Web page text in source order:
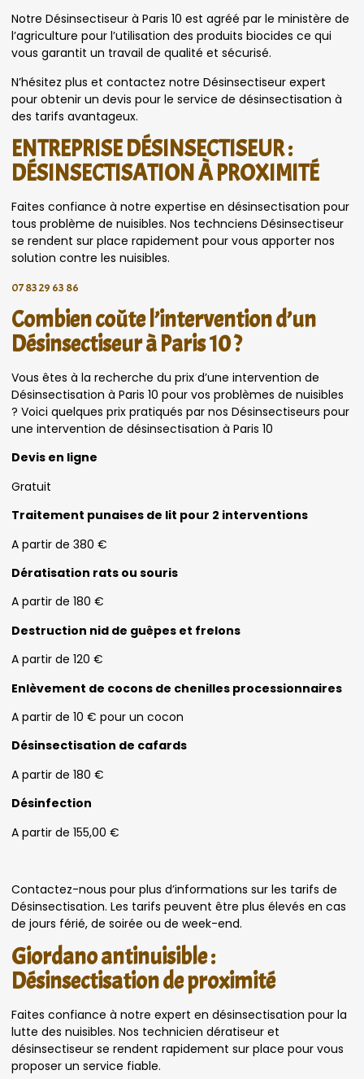
Notre Désinsectiseur à Paris 10 est agréé par le ministère de
l’agriculture pour l’utilisation des produits biocides ce qui
vous garantit un travail de qualité et sécurisé.
N’hésitez plus et contactez notre Désinsectiseur expert
pour obtenir un devis pour le service de désinsectisation à
des tarifs avantageux.
ENTREPRISE DÉSINSECTISEUR :
DÉSINSECTISATION À PROXIMITÉ
Faites confiance à notre expertise en désinsectisation pour
tous problème de nuisibles. Nos technciens Désinsectiseur
se rendent sur place rapidement pour vous apporter nos
solution contre les nuisibles.
07 83 29 63 86
Combien coûte l’intervention d’un
Désinsectiseur à Paris 10 ?
Vous êtes à la recherche du prix d’une intervention de
Désinsectisation à Paris 10 pour vos problèmes de nuisibles
? Voici quelques prix pratiqués par nos Désinsectiseurs pour
une intervention de désinsectisation à Paris 10
Devis en ligne
Gratuit
Traitement punaises de lit pour 2 interventions
A partir de 380 €
Dératisation rats ou souris
A partir de 180 €
Destruction nid de guêpes et frelons
A partir de 120 €
Enlèvement de cocons de chenilles processionnaires
A partir de 10 € pour un cocon
Désinsectisation de cafards
A partir de 180 €
Désinfection
A partir de 155,00 €
Contactez-nous pour plus d’informations sur les tarifs de
Désinsectisation. Les tarifs peuvent être plus élevés en cas
de jours férié, de soirée ou de week-end.
Giordano antinuisible :
Désinsectisation de proximité
Faites confiance à notre expert en désinsectisation pour la
lutte des nuisibles. Nos technicien dératiseur et
désinsectiseur se rendent rapidement sur place pour vous
proposer un service fiable.